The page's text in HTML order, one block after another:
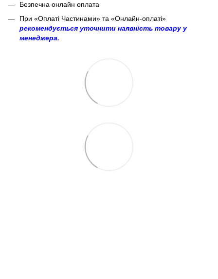
Безпечна онлайн оплата
При «Оплаті Частинами» та «Онлайн-оплаті»
рекомендується уточнити наявність товару у
менеджера.